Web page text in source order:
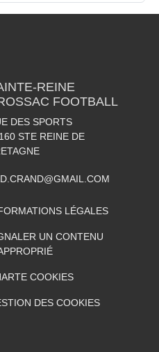
REINE
FOOTBALL
DES SPORTS
STE REINE DE
LÉGALES
UN CONTENU
COOKIES
DES COOKIES